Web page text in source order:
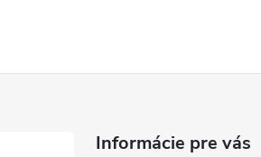
Informácie pre vás